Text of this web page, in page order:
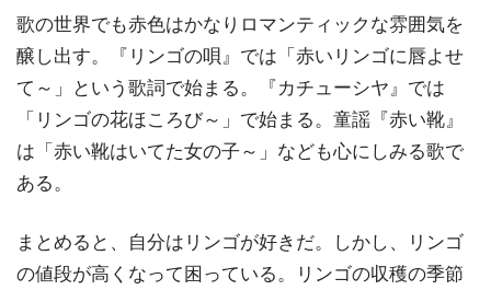
歌の世界でも赤色はかなりロマンティックな雰囲気を
醸し出す。『リンゴの唄』では「赤いリンゴに唇よせ
て～」という歌詞で始まる。『カチューシヤ』では
「リンゴの花ほころび～」で始まる。童謡『赤い靴』
は「赤い靴はいてた女の子～」なども心にしみる歌で
ある。
まとめると、自分はリンゴが好きだ。しかし、リンゴ
の値段が高くなって困っている。リンゴの収穫の季節